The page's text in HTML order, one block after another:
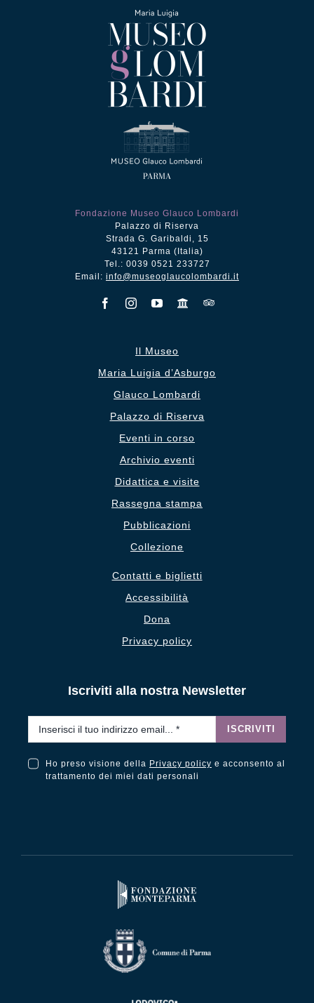
Fondazione Museo Glauco Lombardi
Palazzo di Riserva
Strada G. Garibaldi, 15
43121 Parma (Italia)
Tel.: 0039 0521 233727
Email: info@museoglaucolombardi.it
Il Museo
Maria Luigia d’Asburgo
Glauco Lombardi
Palazzo di Riserva
Eventi in corso
Archivio eventi
Didattica e visite
Rassegna stampa
Pubblicazioni
Collezione
Contatti e biglietti
Accessibilità
Dona
Privacy policy
Iscriviti alla nostra Newsletter
ISCRIVITI
Ho preso visione della Privacy policy e acconsento al
trattamento dei miei dati personali